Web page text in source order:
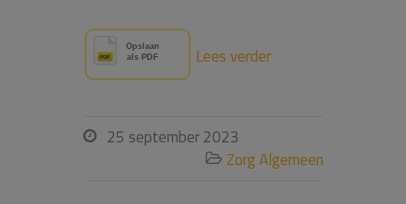
Lees verder
 25 september 2023
 Zorg Algemeen